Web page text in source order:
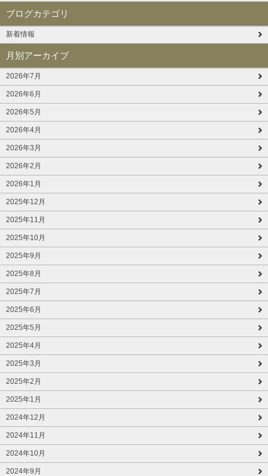
ブログカテゴリ
新着情報
月別アーカイブ
2026年7月
2026年6月
2026年5月
2026年4月
2026年3月
2026年2月
2026年1月
2025年12月
2025年11月
2025年10月
2025年9月
2025年8月
2025年7月
2025年6月
2025年5月
2025年4月
2025年3月
2025年2月
2025年1月
2024年12月
2024年11月
2024年10月
2024年9月